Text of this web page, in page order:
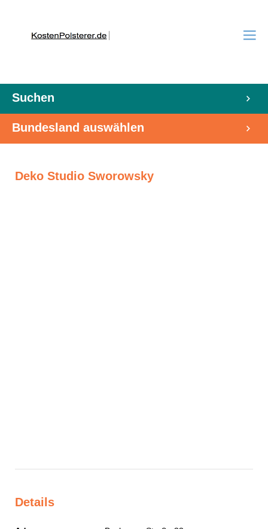
Suchen
Bundesland auswählen
Deko Studio Sworowsky
Details